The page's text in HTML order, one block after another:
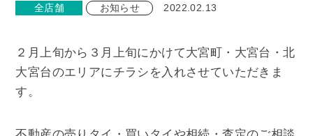
全店舗 お知らせ 2022.02.13
２月上旬から３月上旬にかけて大宮町・大宮台・北
大宮台のエリアにチラシを入れさせていただきま
す。